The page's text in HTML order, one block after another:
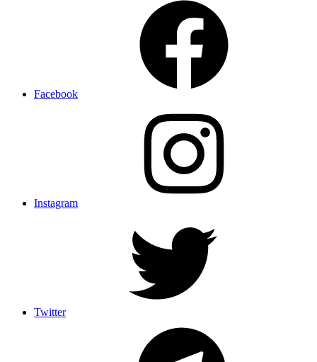
Facebook
Instagram
Twitter